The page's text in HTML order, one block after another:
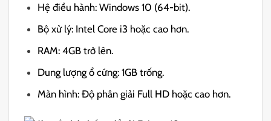
Hệ điều hành: Windows 10 (64-bit).
Bộ xử lý: Intel Core i3 hoặc cao hơn.
RAM: 4GB trở lên.
Dung lượng ổ cứng: 1GB trống.
Màn hình: Độ phân giải Full HD hoặc cao hơn.